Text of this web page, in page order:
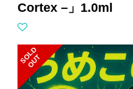
Cortex –」1.0ml
S
O
L
D
O
U
T